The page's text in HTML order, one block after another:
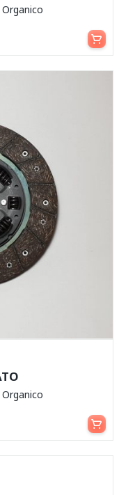
Aggiungi al carrello
Aggiungi al carrello